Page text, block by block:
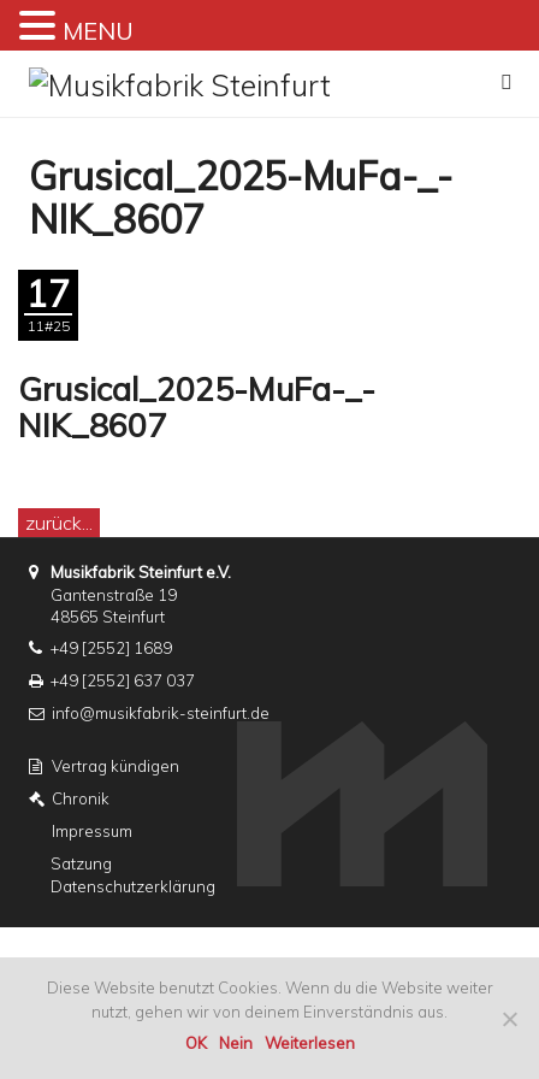
Zum
Inhalt
Grusical_2025-MuFa-_-
NIK_8607
17
11#25
Grusical_2025-MuFa-_-
NIK_8607
zurück...
Musikfabrik Steinfurt e.V.
Gantenstraße 19
48565 Steinfurt
+49 [2552] 1689
+49 [2552] 637 037
info@musikfabrik-steinfurt.de
Vertrag kündigen
Chronik
Impressum
Satzung
Datenschutzerklärung
MENU
Diese Website benutzt Cookies. Wenn du die Website weiter
nutzt, gehen wir von deinem Einverständnis aus.
OK
Nein Weiterlesen